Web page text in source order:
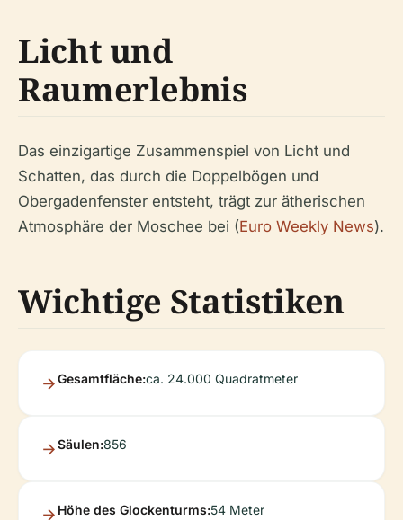
Licht und
Raumerlebnis
Das einzigartige Zusammenspiel von Licht und
Schatten, das durch die Doppelbögen und
Obergadenfenster entsteht, trägt zur ätherischen
Atmosphäre der Moschee bei (Euro Weekly News).
Wichtige Statistiken
Gesamtfläche:ca. 24.000 Quadratmeter
Säulen:856
Höhe des Glockenturms:54 Meter